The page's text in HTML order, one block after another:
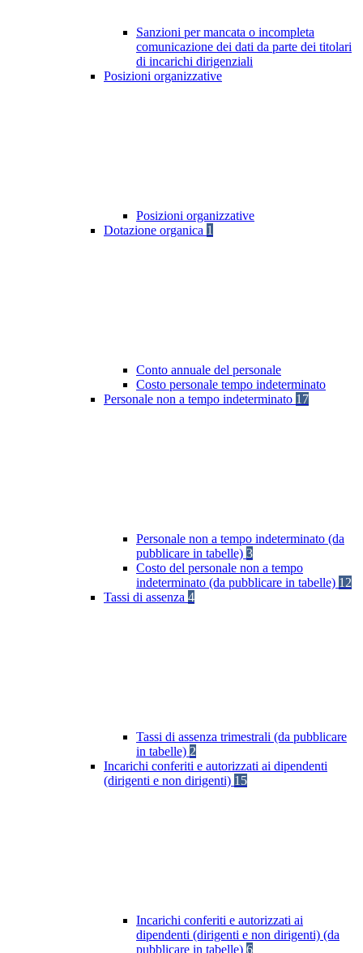
Sanzioni per mancata o incompleta
comunicazione dei dati da parte dei titolari
di incarichi dirigenziali
Posizioni organizzative
Posizioni organizzative
Dotazione organica 1
Conto annuale del personale
Costo personale tempo indeterminato
Personale non a tempo indeterminato 17
Personale non a tempo indeterminato (da
pubblicare in tabelle) 3
Costo del personale non a tempo
indeterminato (da pubblicare in tabelle) 12
Tassi di assenza 4
Tassi di assenza trimestrali (da pubblicare
in tabelle) 2
Incarichi conferiti e autorizzati ai dipendenti
(dirigenti e non dirigenti) 15
Incarichi conferiti e autorizzati ai
dipendenti (dirigenti e non dirigenti) (da
pubblicare in tabelle) 6